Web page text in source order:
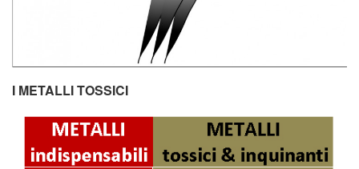
I METALLI TOSSICI